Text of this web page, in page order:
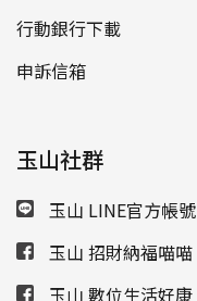
行動銀行下載
申訴信箱
玉山社群
玉山 LINE官方帳號
玉山 招財納福喵喵
玉山 數位生活好康